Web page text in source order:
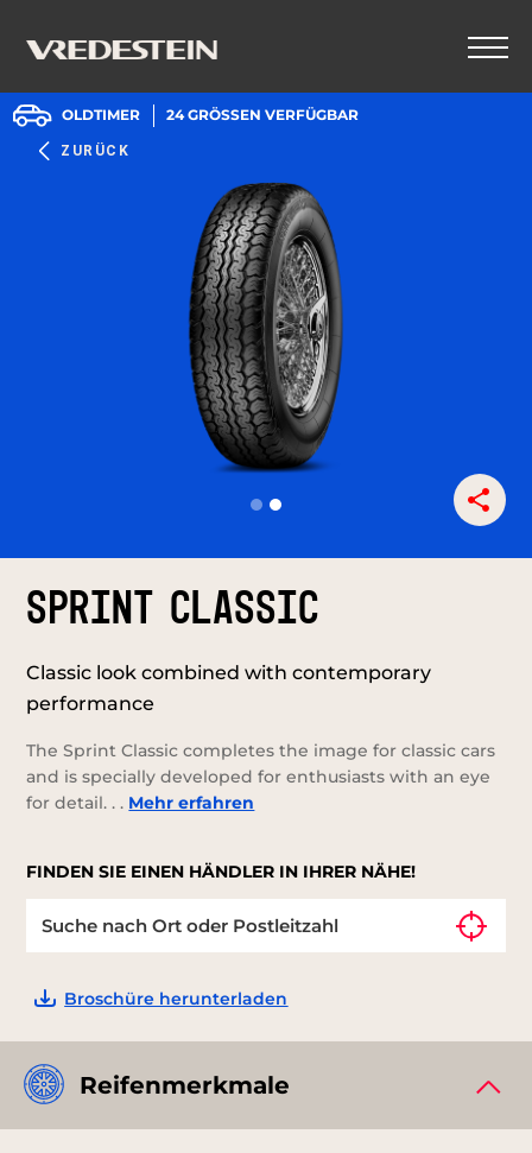
ZURÜCK
OLDTIMER 24GRÖSSEN VERFÜGBAR
SPRINT CLASSIC
Classic look combined with contemporary
performance
The Sprint Classic completes the image for classic cars
and is specially developed for enthusiasts with an eye
for detail. . . Mehr erfahren
FINDEN SIE EINEN HÄNDLER IN IHRER NÄHE!
Broschüre herunterladen
Reifenmerkmale